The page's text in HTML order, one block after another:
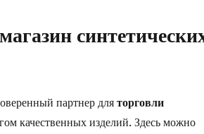
партнер дляторговли
качественных изделий. Здесь можно